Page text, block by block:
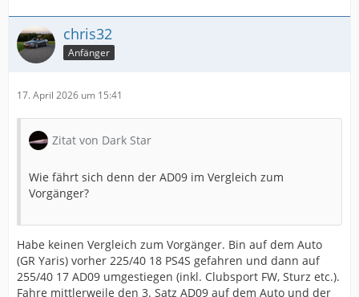
chris32
Anfänger
17. April 2026 um 15:41
Zitat von Dark Star
Wie fährt sich denn der AD09 im Vergleich zum
Vorgänger?
Habe keinen Vergleich zum Vorgänger. Bin auf dem Auto
(GR Yaris) vorher 225/40 18 PS4S gefahren und dann auf
255/40 17 AD09 umgestiegen (inkl. Clubsport FW, Sturz etc.).
Fahre mittlerweile den 3. Satz AD09 auf dem Auto und der